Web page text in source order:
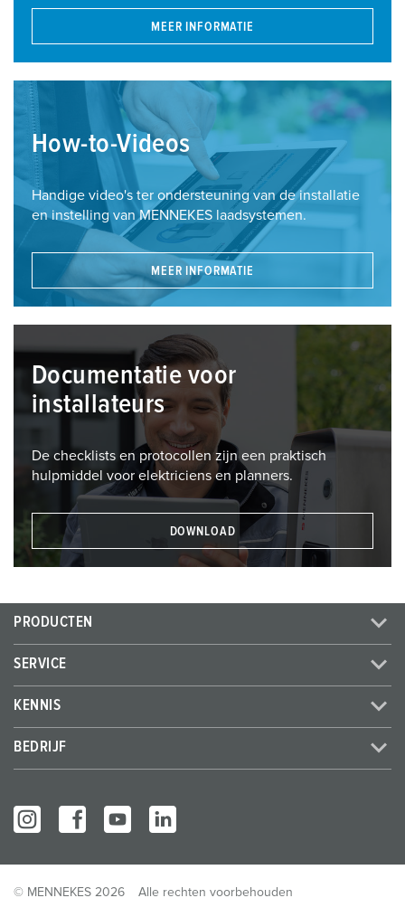
MEER INFORMATIE
How-to-Videos
Handige video's ter ondersteuning van de installatie
en instelling van MENNEKES laadsystemen.
MEER INFORMATIE
Documentatie voor
installateurs
De checklists en protocollen zijn een praktisch
hulpmiddel voor elektriciens en planners.
DOWNLOAD
PRODUCTEN
SERVICE
KENNIS
BEDRIJF
© MENNEKES 2026 Alle rechten voorbehouden